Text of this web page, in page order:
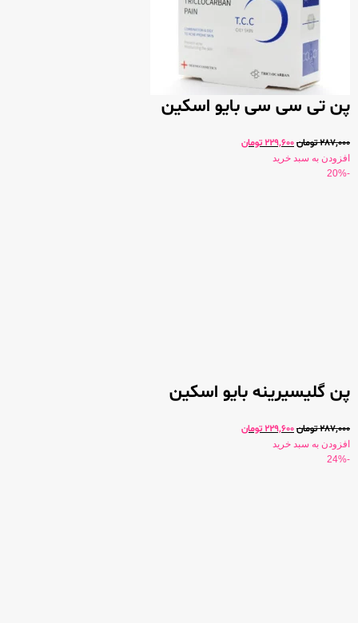
پن تی سی سی بایو اسکین
287,000تومان229,600 تومان
افزودن به سبد خرید
-20%
پن گلیسیرینه بایو اسکین
287,000تومان229,600 تومان
افزودن به سبد خرید
-24%